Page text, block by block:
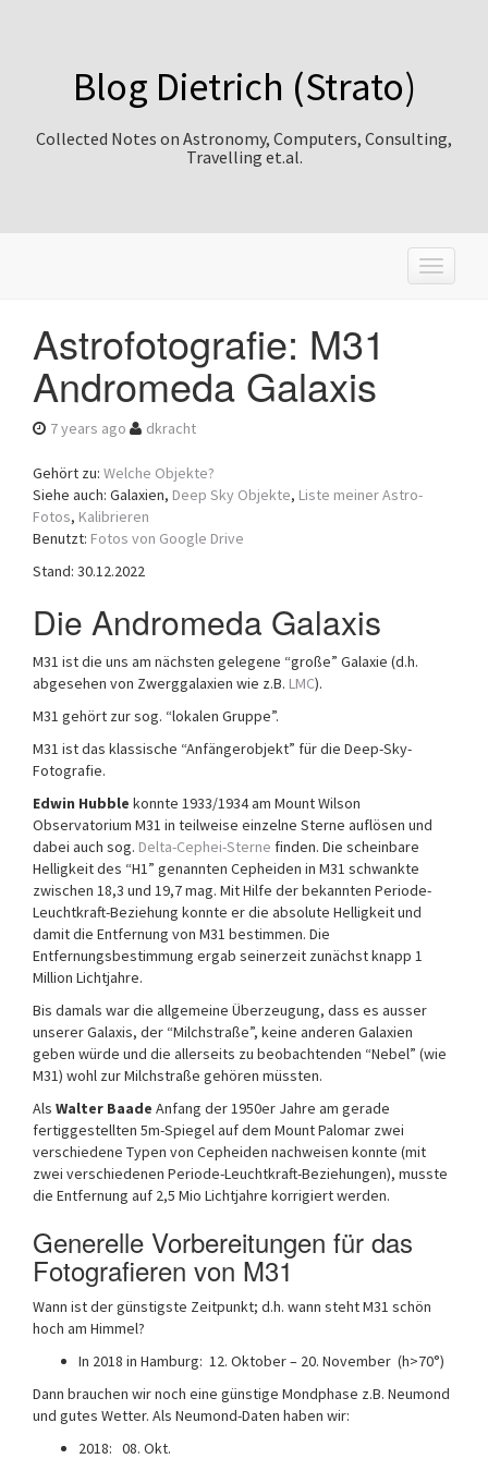
Blog Dietrich (Strato)
Collected Notes on Astronomy, Computers, Consulting,
Travelling et.al.
T
o
Astrofotografie: M31
Andromeda Galaxis
7 years ago dkracht
Gehört zu: Welche Objekte?
Siehe auch: Galaxien, Deep Sky Objekte, Liste meiner Astro-
Fotos, Kalibrieren
Benutzt: Fotos von Google Drive
Stand: 30.12.2022
Die Andromeda Galaxis
M31 ist die uns am nächsten gelegene “große” Galaxie (d.h.
abgesehen von Zwerggalaxien wie z.B. LMC).
M31 gehört zur sog. “lokalen Gruppe”.
M31 ist das klassische “Anfängerobjekt” für die Deep-Sky-
Fotografie.
Edwin Hubble konnte 1933/1934 am Mount Wilson
Observatorium M31 in teilweise einzelne Sterne auflösen und
dabei auch sog. Delta-Cephei-Sterne finden. Die scheinbare
Helligkeit des “H1” genannten Cepheiden in M31 schwankte
zwischen 18,3 und 19,7 mag. Mit Hilfe der bekannten Periode-
Leuchtkraft-Beziehung konnte er die absolute Helligkeit und
damit die Entfernung von M31 bestimmen. Die
Entfernungsbestimmung ergab seinerzeit zunächst knapp 1
Million Lichtjahre.
Bis damals war die allgemeine Überzeugung, dass es ausser
unserer Galaxis, der “Milchstraße”, keine anderen Galaxien
geben würde und die allerseits zu beobachtenden “Nebel” (wie
M31) wohl zur Milchstraße gehören müssten.
Als Walter Baade Anfang der 1950er Jahre am gerade
fertiggestellten 5m-Spiegel auf dem Mount Palomar zwei
verschiedene Typen von Cepheiden nachweisen konnte (mit
zwei verschiedenen Periode-Leuchtkraft-Beziehungen), musste
die Entfernung auf 2,5 Mio Lichtjahre korrigiert werden.
Generelle Vorbereitungen für das
Fotografieren von M31
Wann ist der günstigste Zeitpunkt; d.h. wann steht M31 schön
hoch am Himmel?
In 2018 in Hamburg: 12. Oktober – 20. November (h>70°)
Dann brauchen wir noch eine günstige Mondphase z.B. Neumond
und gutes Wetter. Als Neumond-Daten haben wir:
2018: 08. Okt.